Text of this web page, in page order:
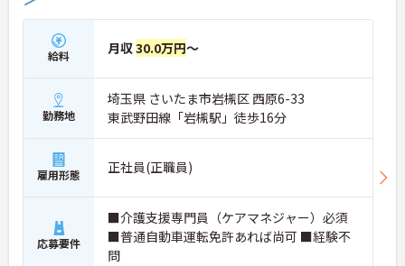
給料 月収30.0万円～
勤務地
埼玉県 さいたま市岩槻区 西原6-33
東武野田線「岩槻駅」徒歩16分
雇用形態 正社員(正職員)
応募要件
■介護支援専門員（ケアマネジャー）必須
■普通自動車運転免許あれば尚可 ■経験不
問